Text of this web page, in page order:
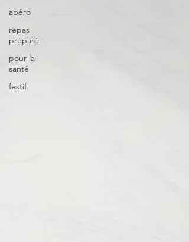
apéro
repas
préparé
pour la
santé
festif